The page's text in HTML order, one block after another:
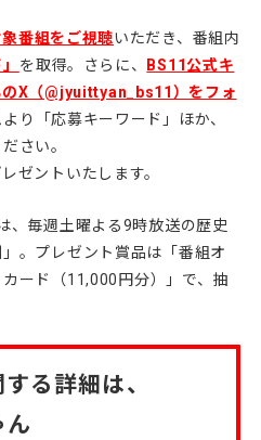
番組をご視聴いただき、番組内
を取得。さらに、
BS11公式キ
のX（@jyuittyan_bs11）をフォ
り「応募キーワード」ほか、
さい。
ゼントいたします。
、毎週土曜よる9時放送の歴史
。プレゼント賞品は「番組オ
ード（11,000円分）」で、抽
る詳細は、
ん